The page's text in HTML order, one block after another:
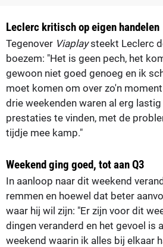
Leclerc kritisch op eigen handelen
Tegenover Viaplaysteekt Leclerc
boezem: "Het is geen pech, het
gewoon niet goed genoeg en ik
moet komen om over zo'n
drie weekenden waren al erg
prestaties te vinden, met de
tijdje mee kamp."
Weekend ging goed, tot aan Q3
In aanloop naar dit weekend
remmen en hoewel dat beter
waar hij wil zijn: "Er zijn voor dit
dingen veranderd en het gevoel is
weekend waarin ik alles bij elkaar